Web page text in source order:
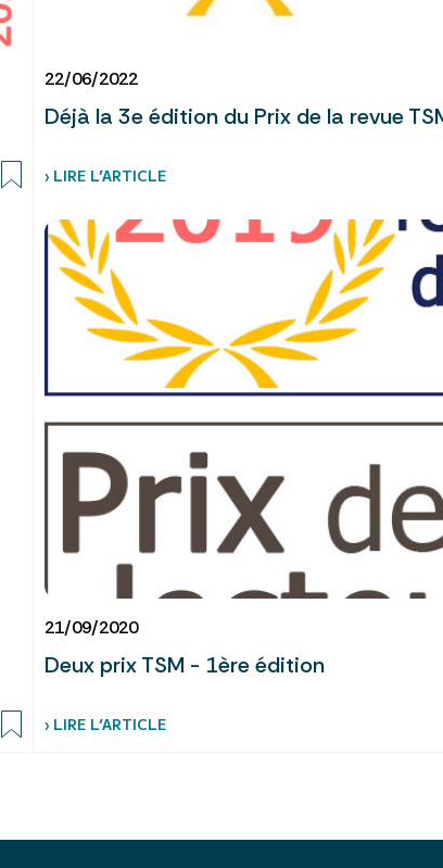
22/06/2022
Déjà la 3e édition du Prix de la revue
› LIRE L’ARTICLE
21/09/2020
Deux prix TSM - 1ère édition
› LIRE L’ARTICLE